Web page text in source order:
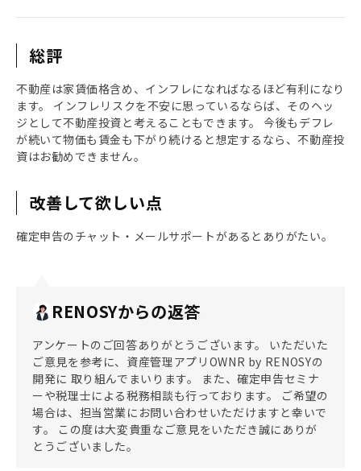
総評
不動産は家賃価格含め、インフレになればなるほど有利になり
ます。 インフレリスクを不安に思っているならば、そのヘッ
ジとして不動産投資と考えることもできます。 今後もデフレ
が続いて物価も賃金も下がり続けると想定するなら、不動産投
資はお勧めできません。
改善して欲しい点
確定申告のチャット・メールサポートがあるとありがたい。
RENOSYからの返答
アンケートのご回答ありがとうございます。 いただいた
ご意見を参考に、資産管理アプリOWNR by RENOSYの
開発に 取り組んでまいります。 また、確定申告セミナ
ーや税理士による税務相談も行っております。 ご希望の
場合は、担当営業にお問い合わせいただけますと幸いで
す。 この度は大変貴重なご意見をいただき誠にありが
とうございました。